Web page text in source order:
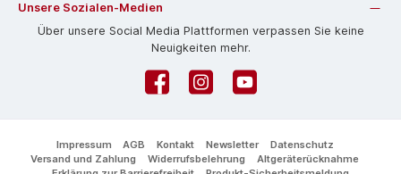
Unsere Sozialen-Medien
Über unsere Social Media Plattformen verpassen Sie keine
Neuigkeiten mehr.
FacebookInstagramYouTube
Impressum AGB Kontakt Newsletter
Datenschutz
Versand und Zahlung
Widerrufsbelehrung
Altgeräterücknahme